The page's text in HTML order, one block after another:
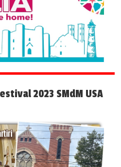
2023 SMdM USA